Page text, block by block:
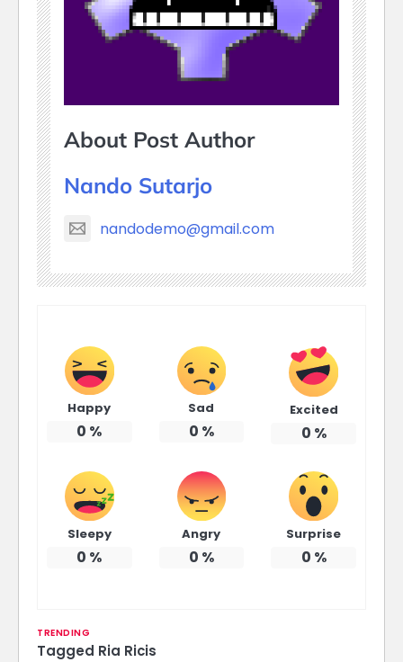
About Post Author
Nando Sutarjo
nandodemo@gmail.com
Happy
0 %
Sad
0 %
Excited
0 %
Sleepy
0 %
Angry
0 %
Surprise
0 %
TRENDING
Tagged Ria Ricis